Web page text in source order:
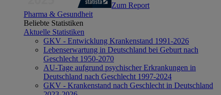
Zum Report
Pharma & Gesundheit
Beliebte Statistiken
Aktuelle Statistiken
GKV - Entwicklung Krankenstand 1991-2026
Lebenserwartung in Deutschland bei Geburt nach
Geschlecht 1950-2070
AU-Tage aufgrund psychischer Erkrankungen in
Deutschland nach Geschlecht 1997-2024
GKV - Krankenstand nach Geschlecht in Deutschland